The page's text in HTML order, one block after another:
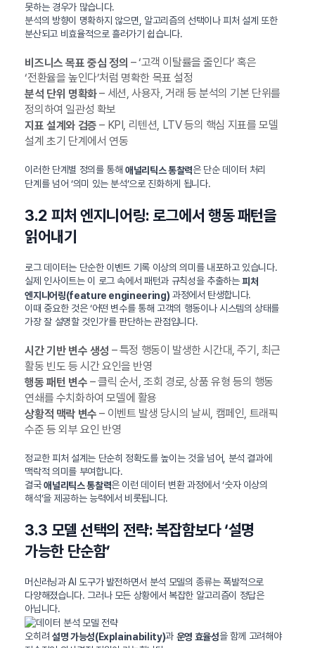
못하는 경우가 많습니다.
분석의 방향이 명확하지 않으면, 알고리즘의 선택이나 피처 설계 또한
분산되고 비효율적으로 흘러가기 쉽습니다.
비즈니스 목표 중심 정의 – ‘고객 이탈률을 줄인다’ 혹은
‘전환율을 높인다’처럼 명확한 목표 설정
분석 단위 명확화– 세션, 사용자, 거래 등 분석의 기본 단위를
정의하여 일관성 확보
지표 설계와 검증 – KPI, 리텐션, LTV 등의 핵심 지표를 모델
설계 초기 단계에서 연동
이러한 단계별 정의를 통해애널리틱스 통찰력은 단순 데이터 처리
단계를 넘어 ‘의미 있는 분석’으로 진화하게 됩니다.
3.2 피처 엔지니어링: 로그에서 행동 패턴을
읽어내기
로그 데이터는 단순한 이벤트 기록 이상의 의미를 내포하고 있습니다.
실제 인사이트는 이 로그 속에서 패턴과 규칙성을 추출하는피처
엔지니어링(feature engineering) 과정에서 탄생합니다.
이때 중요한 것은 ‘어떤 변수를 통해 고객의 행동이나 시스템의 상태를
가장 잘 설명할 것인가’를 판단하는 관점입니다.
시간 기반 변수 생성 – 특정 행동이 발생한 시간대, 주기, 최근
활동 빈도 등 시간 요인을 반영
행동 패턴 변수 – 클릭 순서, 조회 경로, 상품 유형 등의 행동
연쇄를 수치화하여 모델에 활용
상황적 맥락 변수 – 이벤트 발생 당시의 날씨, 캠페인, 트래픽
수준 등 외부 요인 반영
정교한 피처 설계는 단순히 정확도를 높이는 것을 넘어, 분석 결과에
맥락적 의미를 부여합니다.
결국애널리틱스 통찰력은 이런 데이터 변환 과정에서 ‘숫자 이상의
해석’을 제공하는 능력에서 비롯됩니다.
3.3 모델 선택의 전략: 복잡함보다 ‘설명
가능한 단순함’
머신러닝과 AI 도구가 발전하면서 분석 모델의 종류는 폭발적으로
다양해졌습니다. 그러나 모든 상황에서 복잡한 알고리즘이 정답은
아닙니다.
오히려 설명 가능성(Explainability)과 운영 효율성을 함께 고려해야